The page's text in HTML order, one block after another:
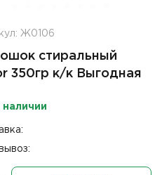
Ж0106
стиральный
350гр к/к Выгодная
наличии